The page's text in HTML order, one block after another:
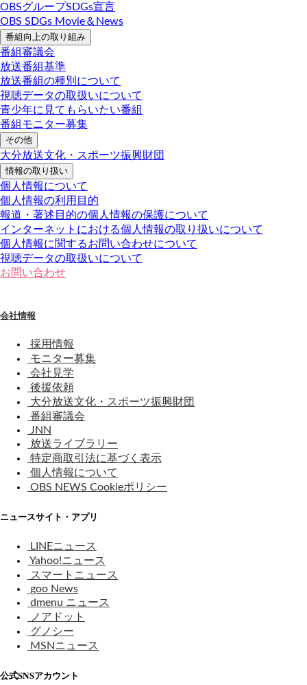
OBSグループSDGs宣言
OBS SDGs Movie＆News
番組向上の取り組み
番組審議会
放送番組基準
放送番組の種別について
視聴データの取扱いについて
青少年に見てもらいたい番組
番組モニター募集
その他
大分放送文化・スポーツ振興財団
情報の取り扱い
個人情報について
個人情報の利用目的
報道・著述目的の個人情報の保護について
インターネットにおける個人情報の取り扱いについて
個人情報に関するお問い合わせについて
視聴データの取扱いについて
お問い合わせ
会社情報
採用情報
モニター募集
会社見学
後援依頼
大分放送文化・スポーツ振興財団
番組審議会
JNN
放送ライブラリー
特定商取引法に基づく表示
個人情報について
OBS NEWS Cookieポリシー
ニュースサイト・アプリ
LINEニュース
Yahoo!ニュース
スマートニュース
goo News
dmenu ニュース
ノアドット
グノシー
MSNニュース
公式SNSアカウント